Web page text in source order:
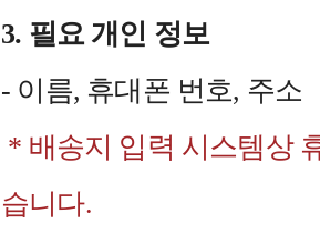
3. 필요 개인 정보
- 이름, 휴대폰 번호, 주소
* 배송지 입력 시스템상
습니다.